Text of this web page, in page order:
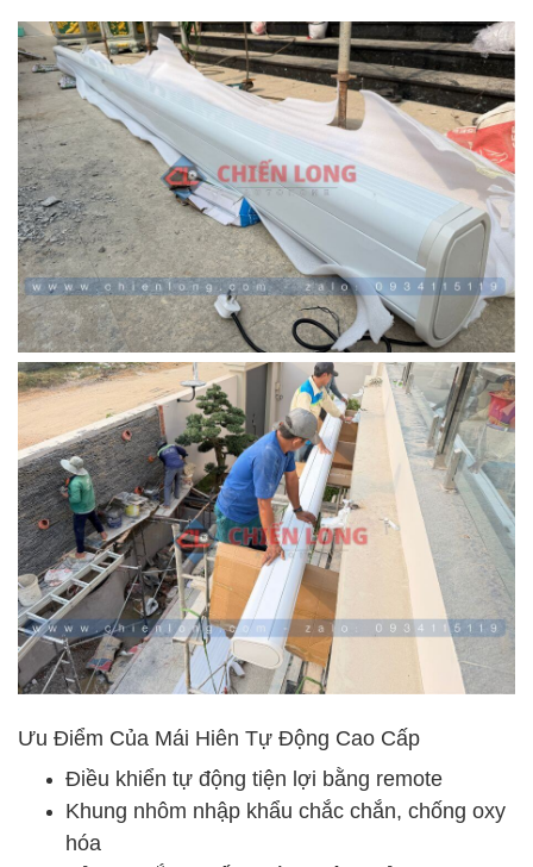
Ưu Điểm Của Mái Hiên Tự Động Cao Cấp
Điều khiển tự động tiện lợi bằng remote
Khung nhôm nhập khẩu chắc chắn, chống oxy
hóa